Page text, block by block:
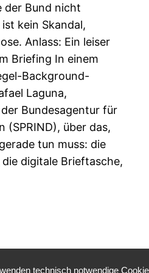
der Bund nicht
kein Skandal,
Anlass: Ein leiser
Briefing In einem
Background-
Laguna,
Bundesagentur für
(SPRIND), über das,
tun muss: die
die digitale Brieftasche,
technisch notwendige